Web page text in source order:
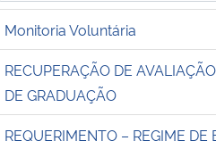
Monitoria Voluntária
RECUPERAÇÃO DE
DE GRADUAÇÃO
REQUERIMENTO – REGIME DE